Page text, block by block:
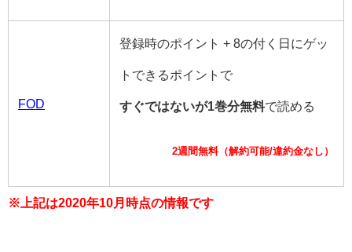
FOD
登録時のポイント + 8の付く日にゲッ
トできるポイントで
すぐではないが1巻分無料で読める
2週間無料（解約可能/違約金なし）
※上記は2020年10月時点の情報です